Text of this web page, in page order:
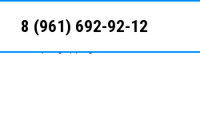
8 (961) 692-92-12
ул. Батумская 7